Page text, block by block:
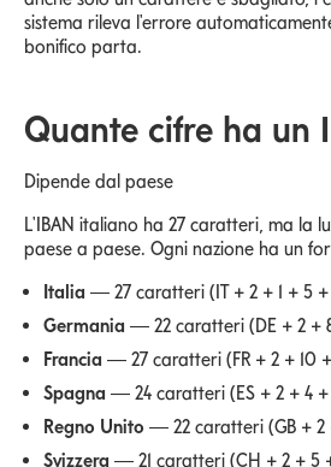
sistema rileva l'errore
bonifico parta.
Quante cifre ha un
Dipende dal paese
L'IBAN italiano ha 27 caratteri, ma la
paese a paese. Ogni nazione ha un
Italia — 27 caratteri (IT + 2 + 1 + 5 +
Germania — 22 caratteri (DE + 2 +
Francia — 27 caratteri (FR + 2 + 10 +
Spagna — 24 caratteri (ES + 2 + 4 +
Regno Unito — 22 caratteri (GB + 2
Svizzera — 21 caratteri (CH + 2 + 5